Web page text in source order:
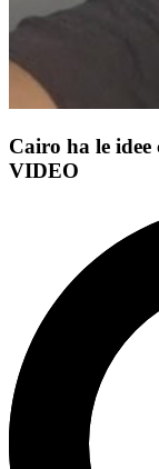
Cairo ha le
VIDEO